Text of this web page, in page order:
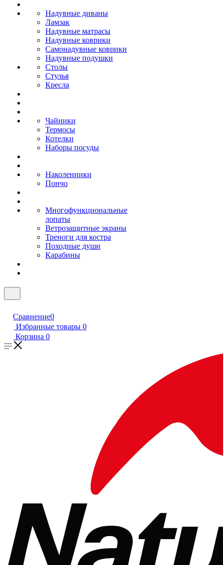
Надувные диваны
Ламзак
Надувные матрасы
Надувные коврики
Самонадувные коврики
Надувные подушки
Столы
Стулья
Кресла
Чайники
Термосы
Котелки
Наборы посуды
Наколенники
Пончо
Многофункциональные
лопаты
Ветрозащитные экраны
Треноги для костра
Походные души
Карабины
Сравнение0
Избранные товары 0
Корзина 0